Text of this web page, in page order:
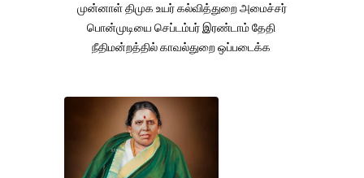
முன்னாள் திமுக உயர் கல்வித்துறை அமைச்சர்
பொன்முடியை செப்டம்பர் இரண்டாம் தேதி
நீதிமன்றத்தில் காவல்துறை ஒப்படைக்க